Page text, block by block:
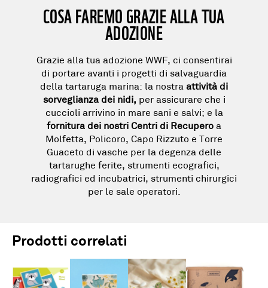
COSA FAREMO GRAZIE ALLA TUA
ADOZIONE
Grazie alla tua adozione WWF, ci consentirai
di portare avanti i progetti di salvaguardia
della tartaruga marina: la nostra attività di
sorveglianza dei nidi, per assicurare che i
cuccioli arrivino in mare sani e salvi; e la
fornitura dei nostri Centri di Recupero a
Molfetta, Policoro, Capo Rizzuto e Torre
Guaceto di vasche per la degenza delle
tartarughe ferite, strumenti ecografici,
radiografici ed incubatrici, strumenti chirurgici
per le sale operatori.
Prodotti correlati